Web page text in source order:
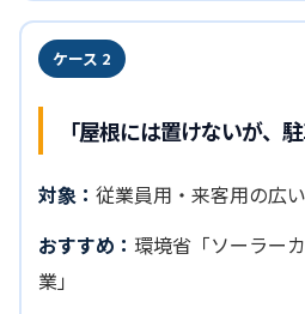
ケース 2
「屋根には置けないが、
対象： 従業員用・来客用の広
おすすめ： 環境省「ソーラー
業」